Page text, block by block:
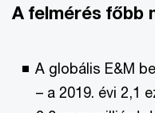
A felmérés főbb
A globális E&M
– a 2019. évi 2,1